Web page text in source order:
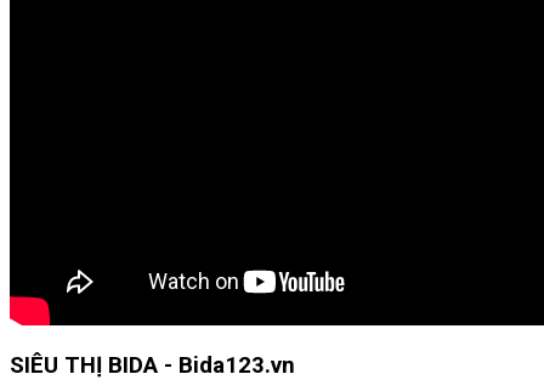
SIÊU THỊ BIDA - Bida123.vn